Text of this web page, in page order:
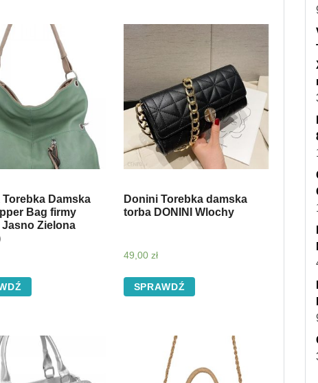
Torebka Damska
Bag firmy
Jasno Zielona
Donini Torebka damska
torba DONINI Wlochy
49,00zł
SPRAWDŹ